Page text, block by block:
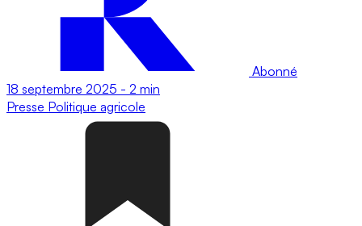
Abonné
18 septembre 2025 - 2 min
Presse Politique agricole